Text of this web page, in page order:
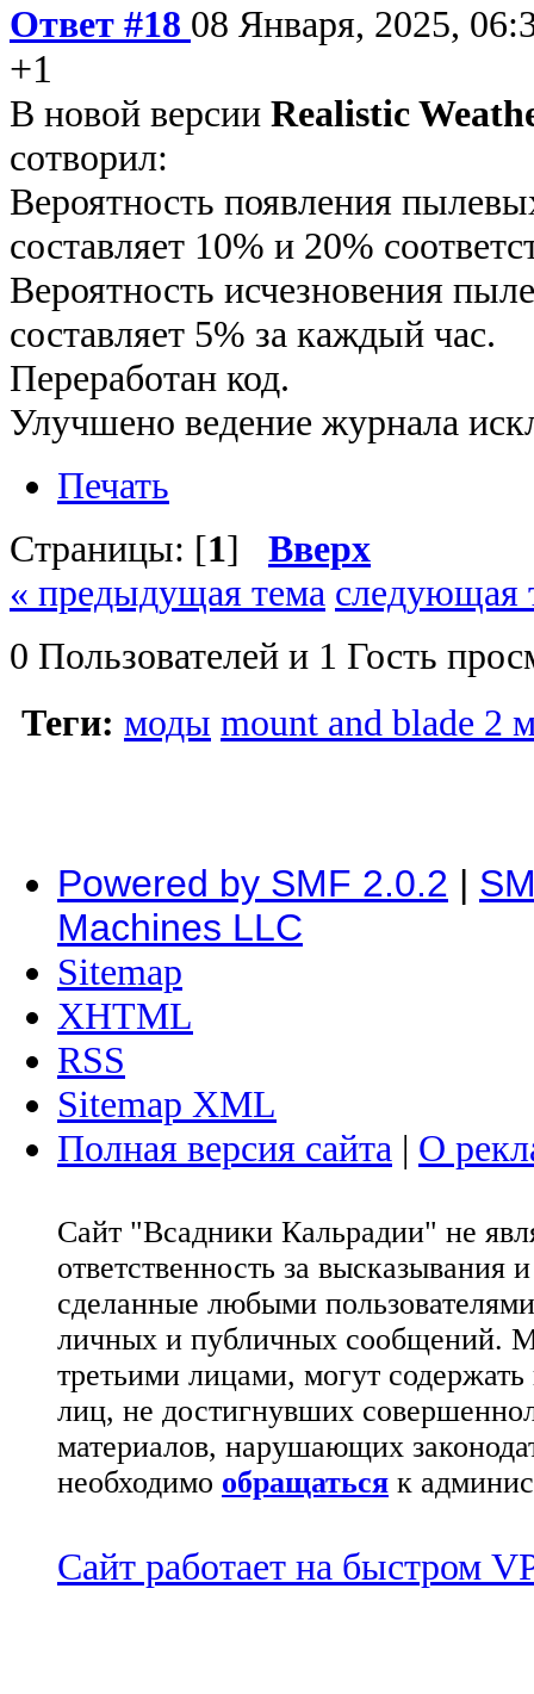
Ответ #18 08 Января, 2025,
+1
В новой версии Realistic
сотворил:
Вероятность появления
составляет 10% и 20%
Вероятность исчезновения
составляет 5% за каждый час.
Переработан код.
Улучшено ведение журнала
Печать
Страницы: [1] Вверх
« предыдущая тема следующая
0 Пользователей и 1 Гость
Теги: моды mount and blade 2
Powered by SMF 2.0.2 |
Machines LLC
Sitemap
XHTML
RSS
Sitemap XML
Полная версия сайта | О
Сайт "Всадники Кальрадии" не
ответственность за
сделанные любыми
личных и публичных сообщений.
третьими лицами, могут
лиц, не достигнувших
материалов, нарушающих
необходимо обращаться к
Сайт работает на быстром